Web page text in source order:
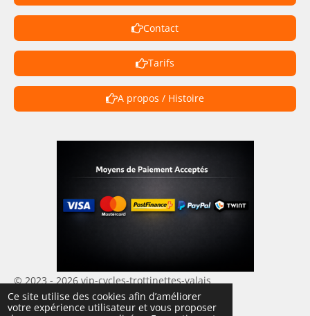
Ce site utilise des cookies afin d’améliorer
votre expérience utilisateur et vous proposer
Contact
Tarifs
A propos / Histoire
© 2023 - 2026 vip-cycles-trottinettes-valais
Propulsé parWebador